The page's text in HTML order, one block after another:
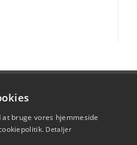
bruge vores hjemmeside
Detaljer